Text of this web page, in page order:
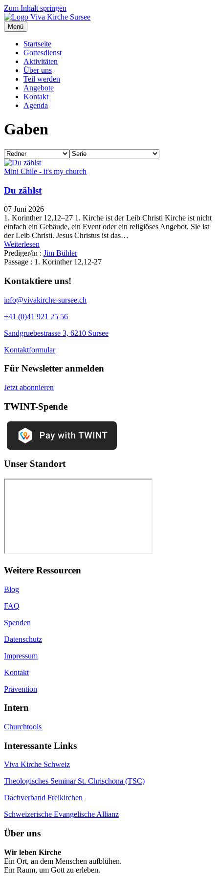
Zum Inhalt springen
Menü
Startseite
Gottesdienst
Aktivitäten
Über uns
Teil werden
Angebote
Kontakt
Agenda
Gaben
Mini Chile - it's my church
Du zählst
07 Juni 2026
1. Korinther 12,12–27 1. Kirche ist der Leib Christi Kirche ist nicht
einfach ein Gebäude, ein Event oder ein religiöses Angebot. Sie ist
der Leib Christi. Jesus Christus ist das…
Weiterlesen
Prediger/in : Jim Bühler
Passage : 1. Korinther 12,12-27
Kontaktiere uns!
info@vivakirche-sursee.ch
+41 (0)41 921 25 56
Sandgruebestrasse 3, 6210 Sursee
Kontaktformular
Für Newsletter anmelden
Jetzt abonnieren
TWINT-Spende
Unser Standort
Weitere Ressourcen
Blog
FAQ
Spenden
Datenschutz
Impressum
Kontakt
Prävention
Intern
Churchtools
Interessante Links
Viva Kirche Schweiz
Theologisches Seminar St. Chrischona (TSC)
Dachverband Freikirchen
Schweizerische Evangelische Allianz
Über uns
Wir leben Kirche
Ein Ort, an dem Menschen aufblühen.
Ein Raum, um Gott zu erleben.